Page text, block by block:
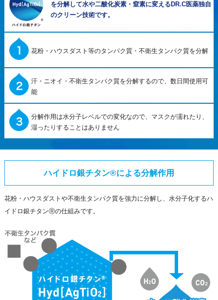
を分解して水や二酸化炭素・窒素に変えるDR.C医薬独自
のクリーン技術です。
花粉・ハウスダスト等のタンパク質・不衛生タンパク質を分解
汗・ニオイ・不衛生タンパク質を分解するので、数日間使用可
能
分解作用は水分子レベルでの変化なので、マスクが濡れたり、
湿ったりすることはありません
ハイドロ銀チタン®による分解作用
花粉・ハウスダストや不衛生タンパク質を強力に分解し、水分子化するハ
イドロ銀チタンⓇの仕組みです。